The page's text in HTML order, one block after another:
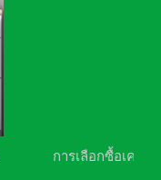
การเลือกซื้อเครื่อ